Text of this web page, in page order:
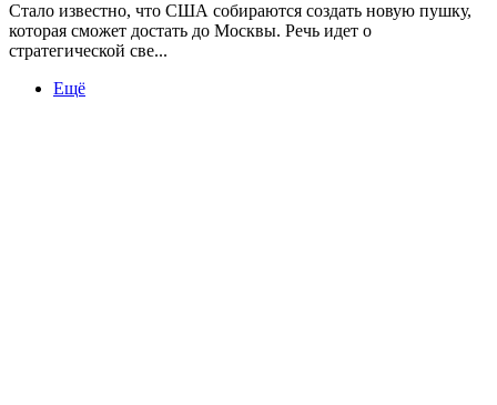
Стало известно, что США собираются создать новую пушку,
которая сможет достать до Москвы. Речь идет о
стратегической све...
Ещё